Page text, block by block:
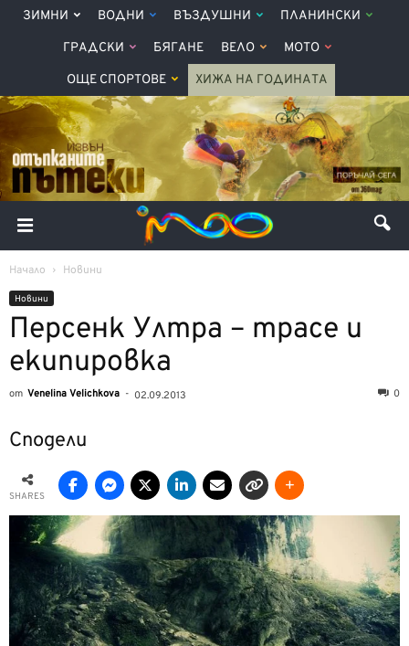
ЗИМНИ ВОДНИ ВЪЗДУШНИ ПЛАНИНСКИ
ГРАДСКИ БЯГАНЕ ВЕЛО МОТО
ОЩЕ СПОРТОВЕ ХИЖА НА ГОДИНАТА
Начало Новини
Новини
Персенк Ултра – трасе и
екипировка
от Venelina Velichkova - 02.09.2013 0
Сподели
SHARES